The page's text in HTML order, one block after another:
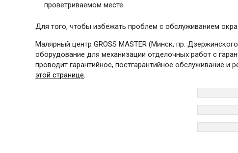
проветриваемом месте.
Для того, чтобы избежать проблем с обслуживанием
Малярный центр GROSS MASTER (Минск, пр.
оборудование для механизации отделочных работ с
проводит гарантийное, постгарантийное обслуживание
этой странице.